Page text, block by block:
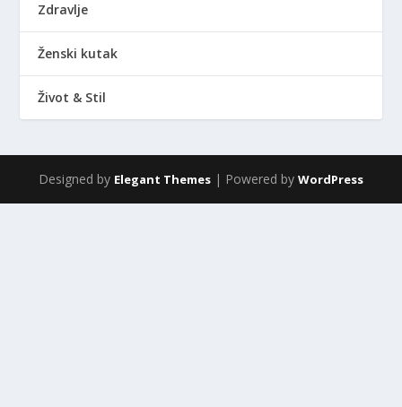
Zdravlje
Ženski kutak
Život & Stil
Designed by Elegant Themes | Powered by WordPress